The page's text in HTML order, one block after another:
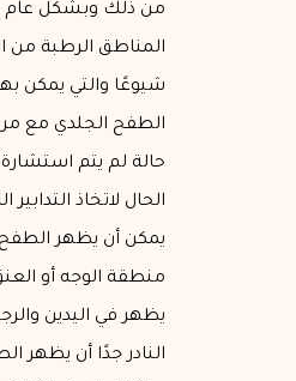
من ذلك وبشكل عام
المناطق الرطبة من
شيوعًا والتي يمكن
الطفح الجلدي مع
حالة لم يتم
الحال لاتخاذ التدابير
يمكن أن يظهر
منطقة الوجه أو
يظهر في اليدين
النادر جدًا أن يظهر